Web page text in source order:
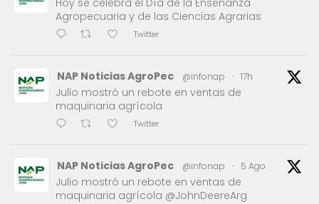
Hoy se celebra el Día de la Enseñanza
Agropecuaria y de las Ciencias Agrarias
Twitter
NAP Noticias AgroPec @infonap · 17h
Julio mostró un rebote en ventas de
maquinaria agrícola
Twitter
NAP Noticias AgroPec @infonap · 5 Ago
Julio mostró un rebote en ventas de
maquinaria agrícola @JohnDeereArg